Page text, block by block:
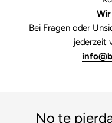
Bei Fragen oder
jederzeit
No te